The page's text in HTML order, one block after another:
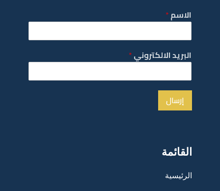
الاسم*
البريد الالكتروني*
إرسال
القائمة
الرئيسية